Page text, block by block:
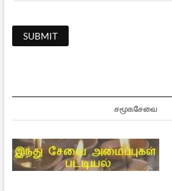
சமூகசேவை